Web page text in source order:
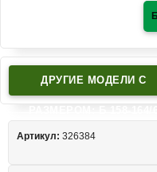
ДРУГИЕ МОДЕЛИ C
Артикул: 326384